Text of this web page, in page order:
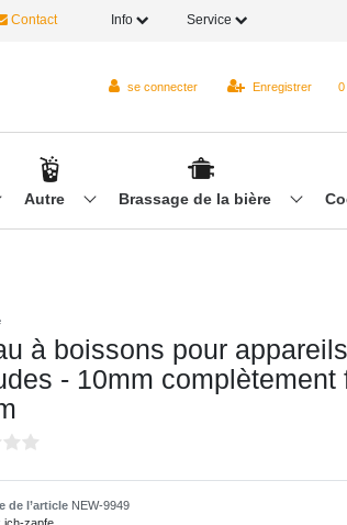
Contact Info Service
se connecter Enregistrer 0
Autre Brassage de la bière
à boissons pour
- 10mm complètement
de l’article NEW-9949